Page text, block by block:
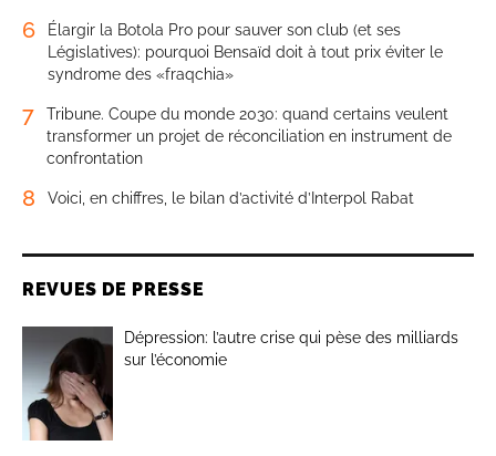
6
Élargir la Botola Pro pour sauver son club (et ses
Législatives): pourquoi Bensaïd doit à tout prix éviter le
syndrome des «fraqchia»
7
Tribune. Coupe du monde 2030: quand certains veulent
transformer un projet de réconciliation en instrument de
confrontation
8 Voici, en chiffres, le bilan d’activité d’Interpol Rabat
REVUES DE PRESSE
Dépression: l’autre crise qui pèse des milliards
sur l’économie